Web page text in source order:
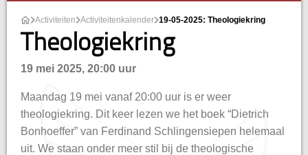
Activiteiten Activiteitenkalender 19-05-2025: Theologiekring
Theologiekring
19 mei 2025, 20:00 uur
Maandag 19 mei vanaf 20:00 uur is er weer
theologiekring. Dit keer lezen we het boek “Dietrich
Bonhoeffer” van Ferdinand Schlingensiepen helemaal
uit. We staan onder meer stil bij de theologische